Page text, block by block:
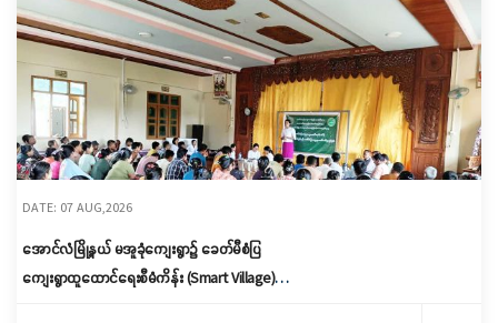
DATE: 07 AUG,2026
အောင်လံမြို့နယ် မအူခုံကျေးရွာ၌ ခေတ်မီစံပြ
ကျေးရွာထူထောင်ရေးစီမံကိန်း (Smart Village)